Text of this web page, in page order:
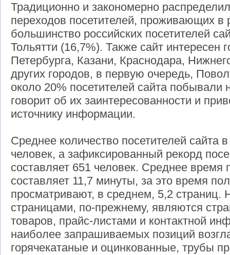
Традиционно и закономерно
переходов посетителей, проживающих в
большинство российских посетителей
Тольятти (16,7%). Также сайт интересен
Петербурга, Казани, Краснодара,
других городов, в первую очередь,
около 20% посетителей сайта побывали
говорит об их заинтересованности и
источнику информации.
Среднее количество посетителей сайта
человек, а зафиксированный рекорд
составляет 651 человек. Среднее время
составляет 11,7 минуты, за это время
просматривают, в среднем, 5,2
страницами, по-прежнему, являются
товаров, прайс-листами и контактной
наиболее запрашиваемых позиций
горячекатаные и оцинкованные, трубы